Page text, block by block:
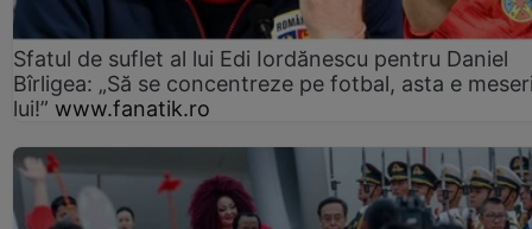
Sfatul de suflet al lui Edi Iordănescu pentru Daniel
Bîrligea: „Să se concentreze pe fotbal, asta e
lui!” www.fanatik.ro